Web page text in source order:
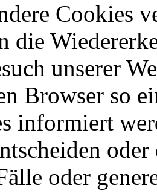
Cookies
die
unserer
Browser so
informiert
oder